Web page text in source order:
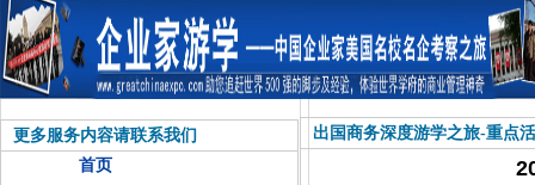
更多服务内容请联系我们
首页
出国商务深度游学之旅-重点